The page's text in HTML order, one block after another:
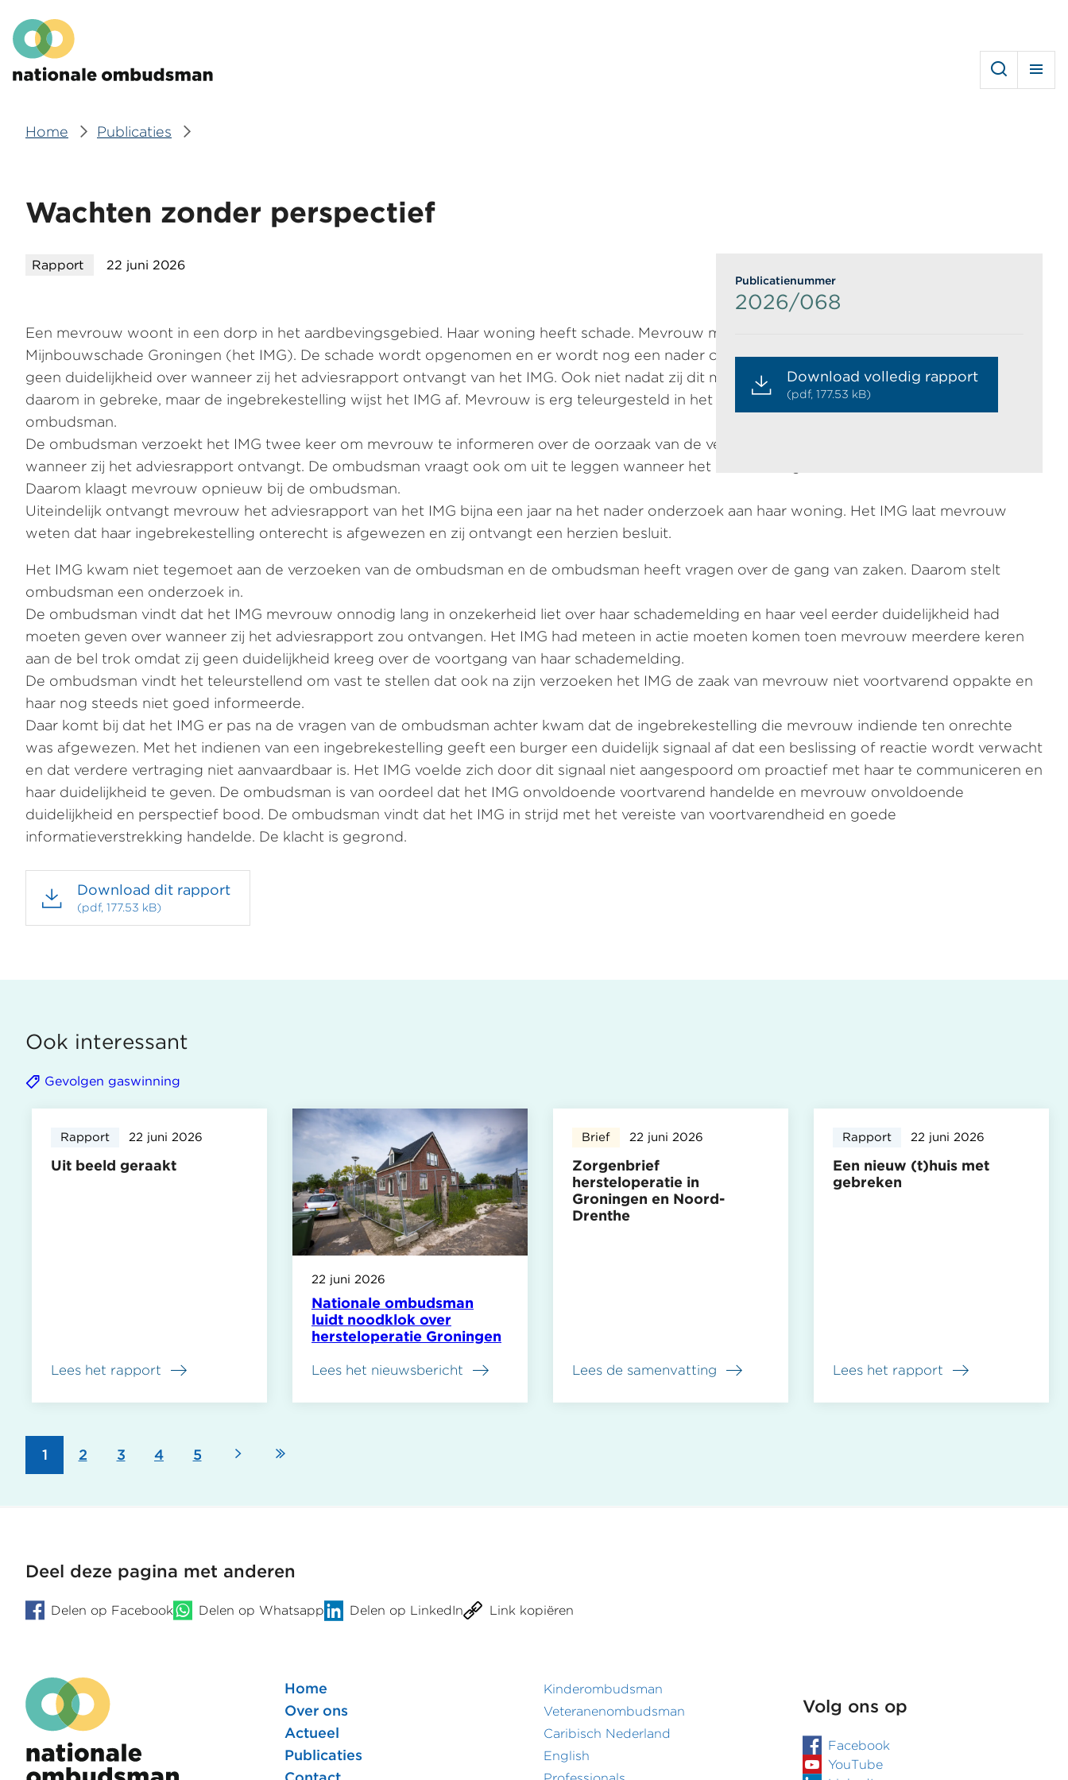
en
naar
de
Hoofdmenu
Home Publicaties
Wachten zonder perspectief
Rapport 22 juni 2026
Een mevrouw woont in een dorp in het aardbevingsgebied. Haar woning heeft schade. Mevrouw meldt de schade bij het Intituut
Mijnbouwschade Groningen (het IMG). De schade wordt opgenomen en er wordt nog een nader onderzoek gedaan. Hierna krijgt mevrouw
geen duidelijkheid over wanneer zij het adviesrapport ontvangt van het IMG. Ook niet nadat zij dit meerdere keren vraagt. Mevrouw stelt het IMG
daarom in gebreke, maar de ingebrekestelling wijst het IMG af. Mevrouw is erg teleurgesteld in het IMG en daarom dient zij een klacht in bij de
ombudsman.
De ombudsman verzoekt het IMG twee keer om mevrouw te informeren over de oorzaak van de vertraging en duidelijkheid te geven over
wanneer zij het adviesrapport ontvangt. De ombudsman vraagt ook om uit te leggen wanneer het IMG wel in gebreke is. Het IMG doet dit niet.
Daarom klaagt mevrouw opnieuw bij de ombudsman.
Uiteindelijk ontvangt mevrouw het adviesrapport van het IMG bijna een jaar na het nader onderzoek aan haar woning. Het IMG laat mevrouw
weten dat haar ingebrekestelling onterecht is afgewezen en zij ontvangt een herzien besluit.
Het IMG kwam niet tegemoet aan de verzoeken van de ombudsman en de ombudsman heeft vragen over de gang van zaken. Daarom stelt
ombudsman een onderzoek in.
De ombudsman vindt dat het IMG mevrouw onnodig lang in onzekerheid liet over haar schademelding en haar veel eerder duidelijkheid had
moeten geven over wanneer zij het adviesrapport zou ontvangen. Het IMG had meteen in actie moeten komen toen mevrouw meerdere keren
aan de bel trok omdat zij geen duidelijkheid kreeg over de voortgang van haar schademelding.
De ombudsman vindt het teleurstellend om vast te stellen dat ook na zijn verzoeken het IMG de zaak van mevrouw niet voortvarend oppakte en
haar nog steeds niet goed informeerde.
Daar komt bij dat het IMG er pas na de vragen van de ombudsman achter kwam dat de ingebrekestelling die mevrouw indiende ten onrechte
was afgewezen. Met het indienen van een ingebrekestelling geeft een burger een duidelijk signaal af dat een beslissing of reactie wordt verwacht
en dat verdere vertraging niet aanvaardbaar is. Het IMG voelde zich door dit signaal niet aangespoord om proactief met haar te communiceren en
haar duidelijkheid te geven. De ombudsman is van oordeel dat het IMG onvoldoende voortvarend handelde en mevrouw onvoldoende
duidelijkheid en perspectief bood. De ombudsman vindt dat het IMG in strijd met het vereiste van voortvarendheid en goede
informatieverstrekking handelde. De klacht is gegrond.
Download dit rapport
(pdf, 177.53 kB)
Publicatienummer
2026/068
Download volledig rapport
(pdf, 177.53 kB)
Ook interessant
Gevolgen gaswinning
Uit beeld geraakt
Rapport 22 juni 2026
Lees het rapport
over
geraakt
Nationale ombudsman
luidt noodklok over
hersteloperatie Groningen
22 juni 2026
Lees het nieuwsbericht
Zorgenbrief
hersteloperatie in
Groningen en Noord-
Drenthe
Brief 22 juni 2026
Lees de samenvatting
over
Drenthe
Een nieuw (t)huis met
gebreken
Rapport 22 juni 2026
Lees het rapport
over
Paginering
Pagina
1 Pagina
2 Pagina
3 Pagina
4 Pagina
5 Volgende
Deel deze pagina met anderen
Delen op Facebook Delen op Whatsapp Delen op LinkedIn Link kopiëren
Footer
hoofdmenu
Home
Over ons
Actueel
Publicaties
Footer
secundair
Kinderombudsman
Veteranenombudsman
Caribisch Nederland
English
Volg ons op
Facebook
YouTube